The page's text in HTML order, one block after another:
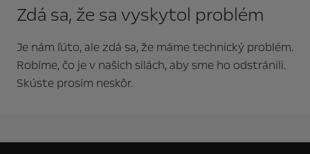
Zdá sa, že sa vyskytol problém
Je nám ľúto, ale zdá sa, že máme technický problém.
Robíme, čo je v našich silách, aby sme ho odstránili.
Skúste prosím neskôr.